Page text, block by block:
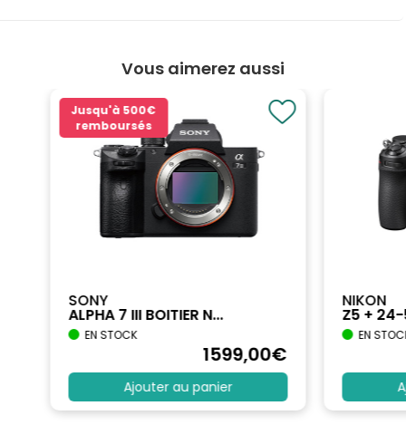
Vous aimerez aussi
Jusqu'à 500€
remboursés
SONY
ALPHA 7 III BOITIER N...
EN STOCK
1599,00€
Ajouter au panier
NIKON
Z5 +
EN